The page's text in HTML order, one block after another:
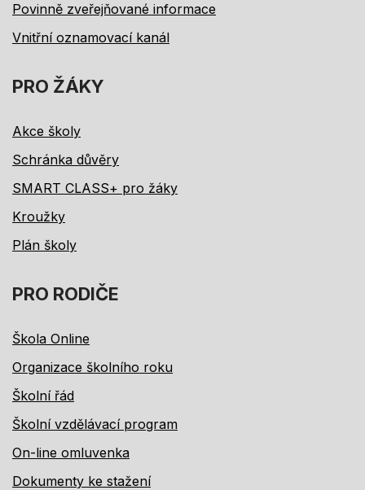
Povinně zveřejňované informace
Vnitřní oznamovací kanál
PRO ŽÁKY
Akce školy
Schránka důvěry
SMART CLASS+ pro žáky
Kroužky
Plán školy
PRO RODIČE
Škola Online
Organizace školního roku
Školní řád
Školní vzdělávací program
On-line omluvenka
Dokumenty ke stažení